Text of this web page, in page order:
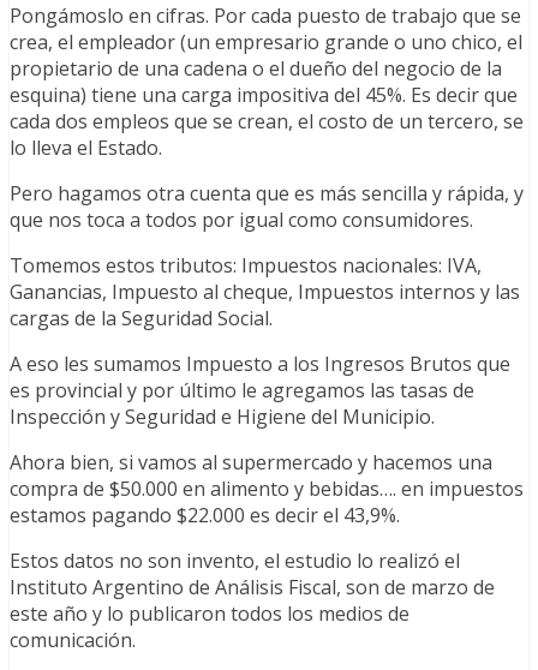
Pongámoslo en cifras. Por cada puesto de trabajo que se
crea, el empleador (un empresario grande o uno chico, el
propietario de una cadena o el dueño del negocio de la
esquina) tiene una carga impositiva del 45%. Es decir que
cada dos empleos que se crean, el costo de un tercero, se
lo lleva el Estado.
Pero hagamos otra cuenta que es más sencilla y rápida, y
que nos toca a todos por igual como consumidores.
Tomemos estos tributos: Impuestos nacionales: IVA,
Ganancias, Impuesto al cheque, Impuestos internos y las
cargas de la Seguridad Social.
A eso les sumamos Impuesto a los Ingresos Brutos que
es provincial y por último le agregamos las tasas de
Inspección y Seguridad e Higiene del Municipio.
Ahora bien, si vamos al supermercado y hacemos una
compra de $50.000 en alimento y bebidas…. en impuestos
estamos pagando $22.000 es decir el 43,9%.
Estos datos no son invento, el estudio lo realizó el
Instituto Argentino de Análisis Fiscal, son de marzo de
este año y lo publicaron todos los medios de
comunicación.